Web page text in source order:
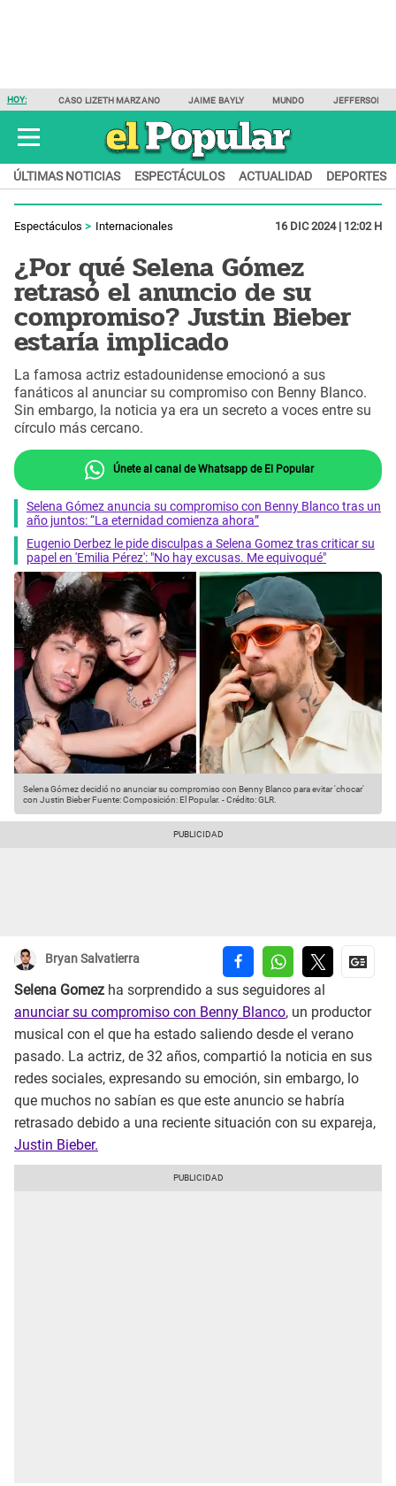
HOY: CASO LIZETH MARZANO JAIME BAYLY MUNDO JEFFERSON
ÚLTIMAS NOTICIAS ESPECTÁCULOS ACTUALIDAD DEPORTES
Espectáculos Internacionales 16 DIC 2024 | 12:02 H
¿Por qué Selena Gómez
retrasó el anuncio de su
compromiso? Justin Bieber
estaría implicado
La famosa actriz estadounidense emocionó a sus
fanáticos al anunciar su compromiso con Benny Blanco.
Sin embargo, la noticia ya era un secreto a voces entre su
círculo más cercano.
Únete al canal de Whatsapp de El Popular
Selena Gómez anuncia su compromiso con Benny Blanco tras un
año juntos: “La eternidad comienza ahora”
Eugenio Derbez le pide disculpas a Selena Gomez tras criticar su
papel en 'Emilia Pérez': "No hay excusas. Me equivoqué"
Selena Gómez decidió no anunciar su compromiso con Benny Blanco para evitar 'chocar'
con Justin BieberFuente: Composición: El Popular. -Crédito: GLR.
Bryan Salvatierra
Selena Gomez ha sorprendido a sus seguidores al
anunciar su compromiso con Benny Blanco, un productor
musical con el que ha estado saliendo desde el verano
pasado. La actriz, de 32 años, compartió la noticia en sus
redes sociales, expresando su emoción, sin embargo, lo
que muchos no sabían es que este anuncio se habría
retrasado debido a una reciente situación con su expareja,
Justin Bieber.